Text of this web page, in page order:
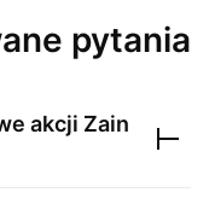
pytania
akcji Zain